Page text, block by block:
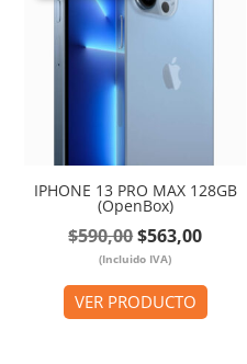
IPHONE 13 PRO MAX 128GB
(OpenBox)
$590,00El
precio
original
era:
$563,00El
actual
es:
(Incluido IVA)
VER PRODUCTO